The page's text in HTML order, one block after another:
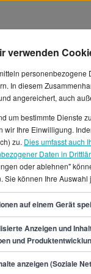
in
als
und 4.833 €
49.300 €
offene Jobs für
StepStone.de
zahlreiche
verwenden
personenbezogene
In diesem
angereichert, auch
um bestimmte Dienste
wir Ihre Einwilligung.
zu. Dies umfasst auch
Daten in
oder ablehnen"
Sie können Ihre Auswahl
auf einem Gerät
Anzeigen und
und
anzeigen (Soziale